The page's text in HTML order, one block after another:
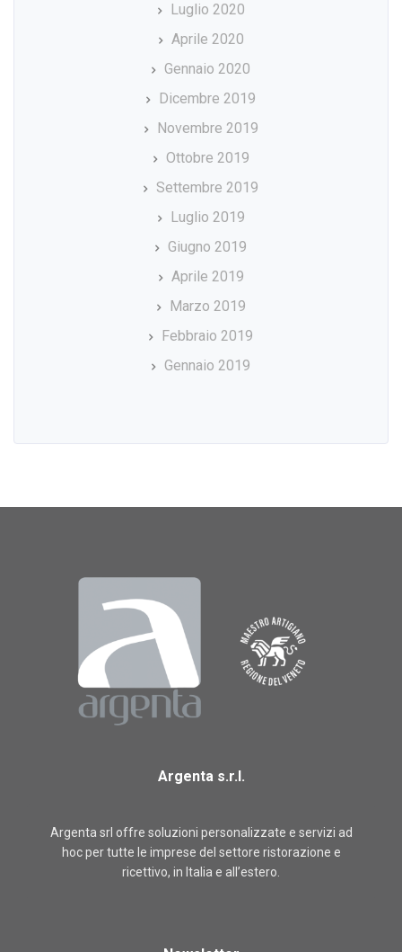
Luglio 2020
Aprile 2020
Gennaio 2020
Dicembre 2019
Novembre 2019
Ottobre 2019
Settembre 2019
Luglio 2019
Giugno 2019
Aprile 2019
Marzo 2019
Febbraio 2019
Gennaio 2019
Argenta s.r.l.
Argenta srl offre soluzioni personalizzate e servizi ad
hoc per tutte le imprese del settore ristorazione e
ricettivo, in Italia e all’estero.